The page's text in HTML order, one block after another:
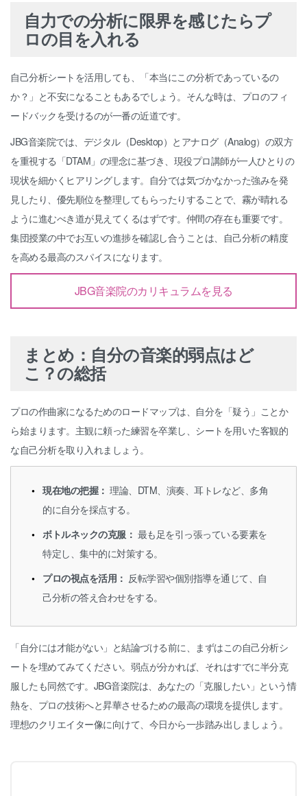
自力での分析に限界を感じたらプ
ロの目を入れる
自己分析シートを活用しても、「本当にこの分析であっているの
か？」と不安になることもあるでしょう。そんな時は、プロのフィ
ードバックを受けるのが一番の近道です。
JBG音楽院では、デジタル（Desktop）とアナログ（Analog）の双方
を重視する「DTAM」の理念に基づき、現役プロ講師が一人ひとりの
現状を細かくヒアリングします。自分では気づかなかった強みを発
見したり、優先順位を整理してもらったりすることで、霧が晴れる
ように進むべき道が見えてくるはずです。仲間の存在も重要です。
集団授業の中でお互いの進捗を確認し合うことは、自己分析の精度
を高める最高のスパイスになります。
JBG音楽院のカリキュラムを見る
まとめ：自分の音楽的弱点はど
こ？の総括
プロの作曲家になるためのロードマップは、自分を「疑う」ことか
ら始まります。主観に頼った練習を卒業し、シートを用いた客観的
な自己分析を取り入れましょう。
現在地の把握： 理論、DTM、演奏、耳トレなど、多角
的に自分を採点する。
ボトルネックの克服： 最も足を引っ張っている要素を
特定し、集中的に対策する。
プロの視点を活用： 反転学習や個別指導を通じて、自
己分析の答え合わせをする。
「自分には才能がない」と結論づける前に、まずはこの自己分析シ
ートを埋めてみてください。弱点が分かれば、それはすでに半分克
服したも同然です。JBG音楽院は、あなたの「克服したい」という情
熱を、プロの技術へと昇華させるための最高の環境を提供します。
理想のクリエイター像に向けて、今日から一歩踏み出しましょう。